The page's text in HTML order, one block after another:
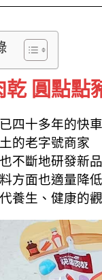
乾 圓點點
四十多年的快
的老字號商家
不斷地研發新
方面也適量降
養生、健康的